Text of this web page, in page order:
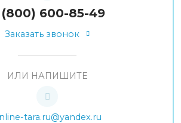
600-85-49
Заказать звонок
ИЛИ НАПИШИТЕ
tara.ru@yandex.ru